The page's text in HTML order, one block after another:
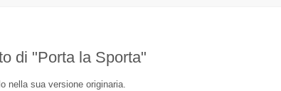
di "Porta la Sporta"
nella sua versione originaria.